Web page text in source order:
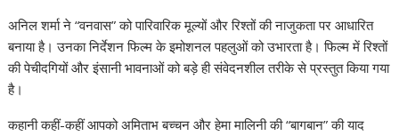
अनिल शर्मा ने “वनवास” को पारिवारिक मूल्यों और रिश्तों की नाजुकता पर आधारित
बनाया है। उनका निर्देशन फिल्म के इमोशनल पहलुओं को उभारता है। फिल्म में रिश्तों
की पेचीदगियों और इंसानी भावनाओं को बड़े ही संवेदनशील तरीके से प्रस्तुत किया गया
है।
कहानी कहीं-कहीं आपको अमिताभ बच्चन और हेमा मालिनी की “बागबान” की याद